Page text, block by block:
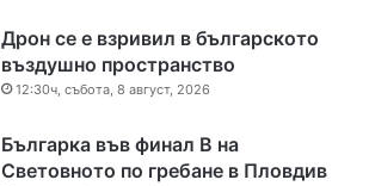
Дрон се е взривил в българското
въздушно пространство
12:30ч, събота, 8 август, 2026
Българка във финал B на
Световното по гребане в Пловдив